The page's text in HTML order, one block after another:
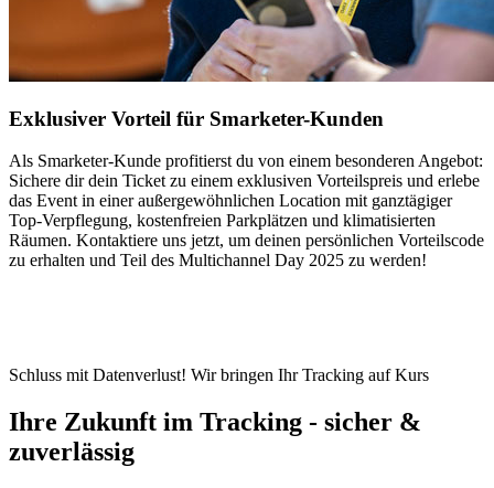
Exklusiver Vorteil für Smarketer-Kunden
Als Smarketer-Kunde profitierst du von einem besonderen Angebot:
Sichere dir dein Ticket zu einem exklusiven Vorteilspreis und erlebe
das Event in einer außergewöhnlichen Location mit ganztägiger
Top-Verpflegung, kostenfreien Parkplätzen und klimatisierten
Räumen. Kontaktiere uns jetzt, um deinen persönlichen Vorteilscode
zu erhalten und Teil des Multichannel Day 2025 zu werden!
Schluss mit Datenverlust! Wir bringen Ihr Tracking auf Kurs
Ihre Zukunft im Tracking - sicher &
zuverlässig